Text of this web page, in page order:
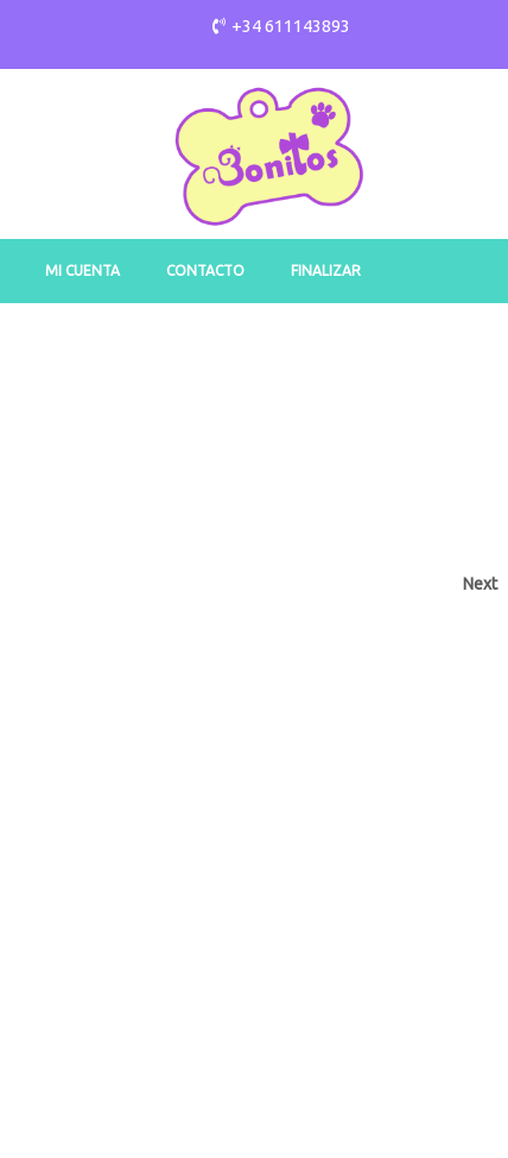
+34 611143893
MI CUENTA CONTACTO FINALIZAR
Next